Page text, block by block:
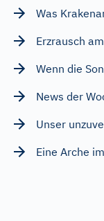
Was
Erzrausch
Wenn die
News der
Unser
Eine Arche